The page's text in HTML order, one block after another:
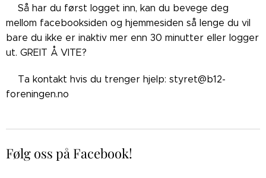
👉🏼Så har du først logget inn, kan du bevege deg
mellom facebooksiden og hjemmesiden så lenge du vil
bare du ikke er inaktiv mer enn 30 minutter eller logger
ut. GREIT Å VITE?
👉🏼Ta kontakt hvis du trenger hjelp: styret@b12-
foreningen.no
Følg oss på Facebook!